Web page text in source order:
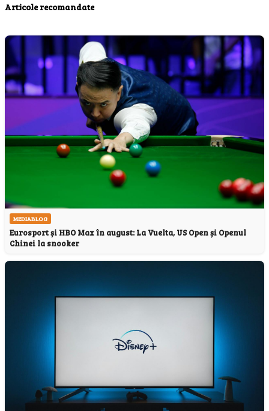
Articole recomandate
MEDIABLOG
Eurosport și HBO Max în august: La Vuelta, US Open și Openul
Chinei la snooker